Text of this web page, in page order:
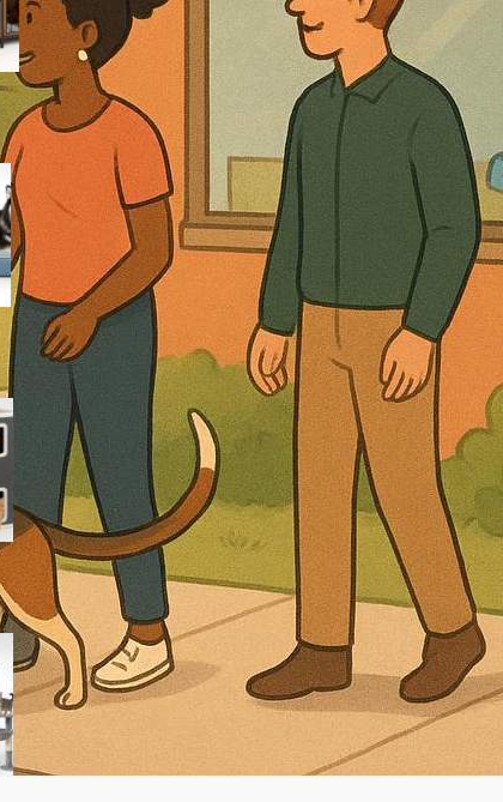
Cuccia EHEYCIGA XXL per cani
grandi: letto ortopedico da
interno pensato per
articolazioni delicate
PawHut torre per gatti a 4
livelli: tiragraffi compatto per
arricchire anche i piccoli
appartamenti
Tiragraffi Globlazer XXL da 213
cm, la torre extra alta per gatti
grandi in forte sconto su
Amazon